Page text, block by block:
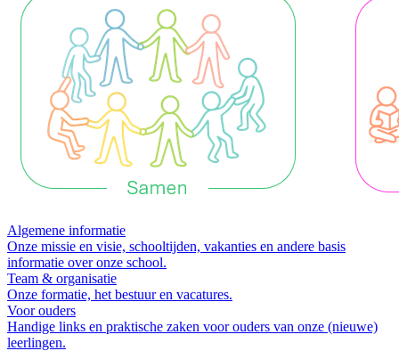
Algemene informatie
Onze missie en visie, schooltijden, vakanties en andere basis
informatie over onze school.
Team & organisatie
Onze formatie, het bestuur en vacatures.
Voor ouders
Handige links en praktische zaken voor ouders van onze (nieuwe)
leerlingen.